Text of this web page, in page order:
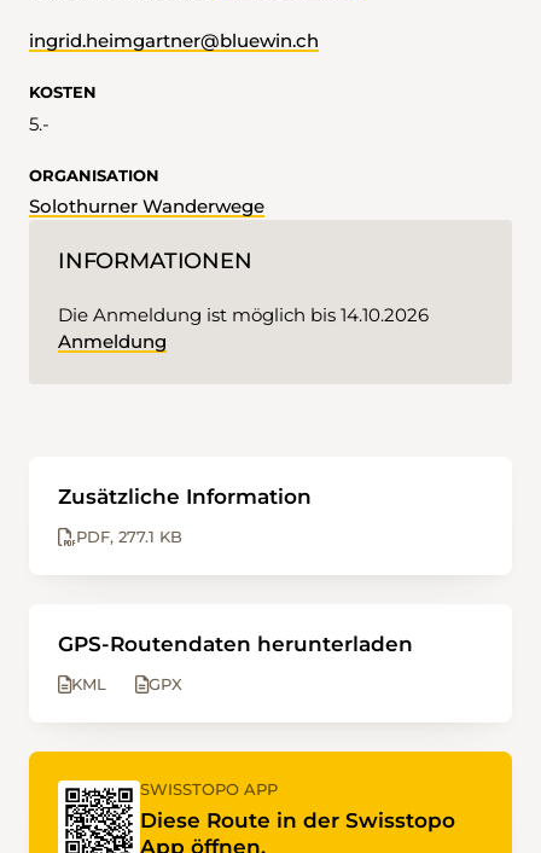
ingrid.heimgartner@bluewin.ch
KOSTEN
5.-
ORGANISATION
Solothurner Wanderwege
INFORMATIONEN
Die Anmeldung ist möglich bis 14.10.2026
Anmeldung
Zusätzliche Information
PDF 277.1 KB
GPS-Routendaten herunterladen
KML GPX
SWISSTOPO APP
Diese Route in der Swisstopo
App öffnen.